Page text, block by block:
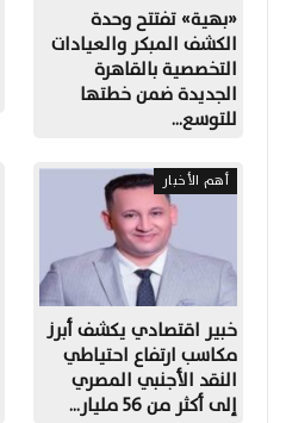
«بهية» تفتتح وحدة
الكشف المبكر والعيادات
التخصصية بالقاهرة
الجديدة ضمن خطتها
للتوسع…
أهم الأخبار
خبير اقتصادي يكشف أبرز
مكاسب ارتفاع احتياطي
النقد الأجنبي المصري
إلى أكثر من 56 مليار…